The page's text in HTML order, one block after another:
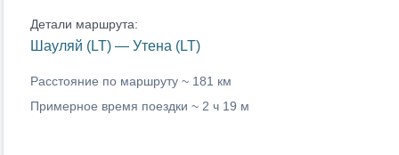
Детали маршрута:
Шауляй (LT) — Утена (LT)
Расстояние по маршруту ~ 181 км
Примерное время поездки ~ 2 ч 19 м